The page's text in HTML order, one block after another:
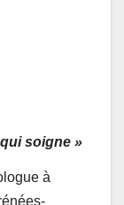
soigne »
à